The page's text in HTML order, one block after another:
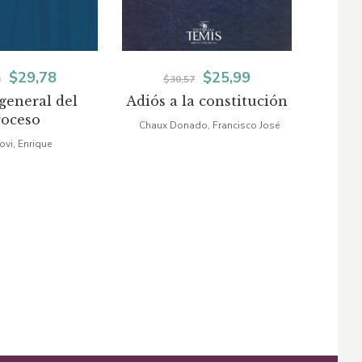
del
El
precio
$29,78El
precio
Enrique
Adiós a la constitución
$30,57
El
precio
original
$25,99El
precio
actual
Chaux Donado, Francisco José